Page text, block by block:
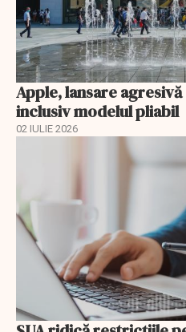
Apple, lansare
inclusiv modelul pliabil
02 IULIE 2026